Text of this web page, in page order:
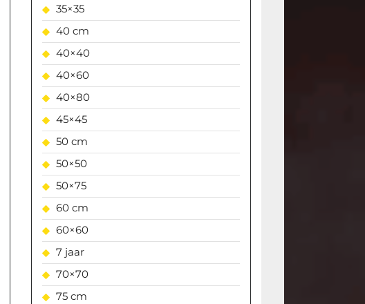
35×35
40 cm
40×40
40×60
40×80
45×45
50 cm
50×50
50×75
60 cm
60×60
7 jaar
70×70
75 cm